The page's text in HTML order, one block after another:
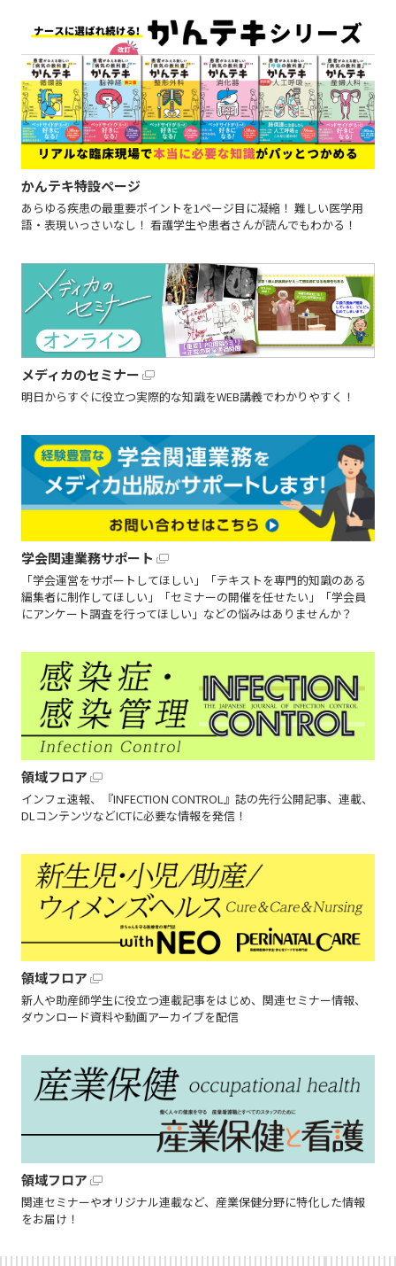
かんテキ特設ページ
あらゆる疾患の最重要ポイントを1ページ目に凝縮！ 難しい医学用
語・表現いっさいなし！ 看護学生や患者さんが読んでもわかる！
メディカのセミナー
明日からすぐに役立つ実際的な知識をWEB講義でわかりやすく！
学会関連業務サポート
「学会運営をサポートしてほしい」「テキストを専門的知識のある
編集者に制作してほしい」「セミナーの開催を任せたい」「学会員
にアンケート調査を行ってほしい」などの悩みはありませんか？
領域フロア
インフェ速報、『INFECTION CONTROL』誌の先行公開記事、連載、
DLコンテンツなどICTに必要な情報を発信！
領域フロア
新人や助産師学生に役立つ連載記事をはじめ、関連セミナー情報、
ダウンロード資料や動画アーカイブを配信
領域フロア
関連セミナーやオリジナル連載など、産業保健分野に特化した情報
をお届け！